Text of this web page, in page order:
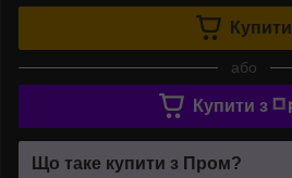
Купити
або
Купити з
Що таке купити з Пром?